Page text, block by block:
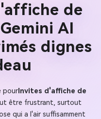
de
AI
dignes
pourInvites d'affiche de
être frustrant, surtout
qui a l'air suffisamment